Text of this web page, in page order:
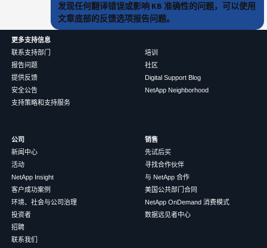
发现任何翻译错误或影响 KB 准确性的问题，可以使用
文章底部的反馈选项报告问题。
更多支持信息
联系支持部门
报告问题
提供反馈
安全公告
支持策略和支持服务
培训
社区
Digital Support Blog
NetApp Neighborhood
公司
新闻中心
活动
NetApp Insight
客户成功案例
环境、社会与公司治理
投资者
招聘
联系我们
销售
先试后买
寻找合作伙伴
与 NetApp 合作
美国公共部门合同
NetApp OnDemand 消费模式
数据远见者中心